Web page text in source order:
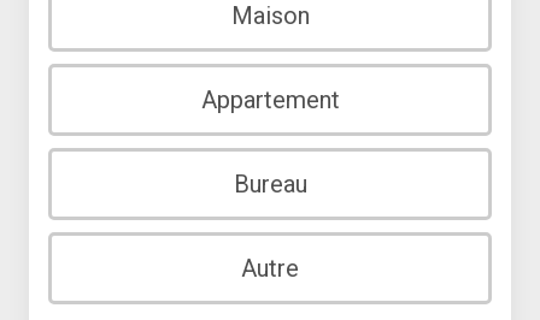
Maison
Appartement
Bureau
Autre